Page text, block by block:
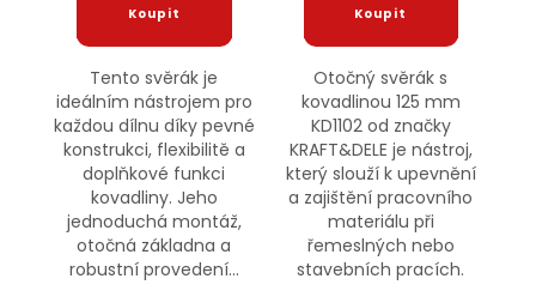
Tento svěrák je
ideálním nástrojem pro
každou dílnu díky pevné
konstrukci, flexibilitě a
doplňkové funkci
kovadliny. Jeho
jednoduchá montáž,
otočná základna a
robustní provedení...
Otočný svěrák s
kovadlinou 125 mm
KD1102 od značky
KRAFT&DELE je nástroj,
který slouží k upevnění
a zajištění pracovního
materiálu při
řemeslných nebo
stavebních pracích.